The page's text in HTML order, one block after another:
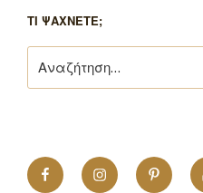
ΤΙ ΨΑΧΝΕΤΕ;
για:
FacebookInstagramPinterest